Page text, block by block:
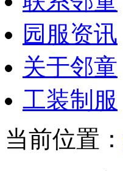
园服资讯
关于邻童
工装制服
当前位置：